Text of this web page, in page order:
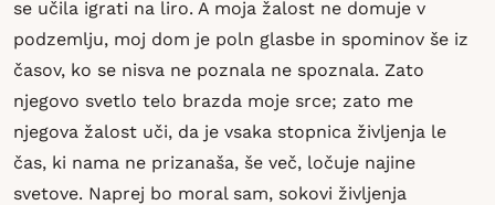
se učila igrati na liro. A moja žalost ne domuje v
podzemlju, moj dom je poln glasbe in spominov še iz
časov, ko se nisva ne poznala ne spoznala. Zato
njegovo svetlo telo brazda moje srce; zato me
njegova žalost uči, da je vsaka stopnica življenja le
čas, ki nama ne prizanaša, še več, ločuje najine
svetove. Naprej bo moral sam, sokovi življenja